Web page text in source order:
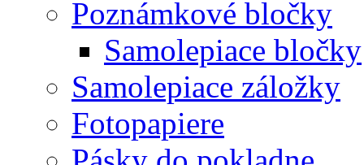
Poznámkové bločky
Samolepiace bločky
Samolepiace záložky
Fotopapiere